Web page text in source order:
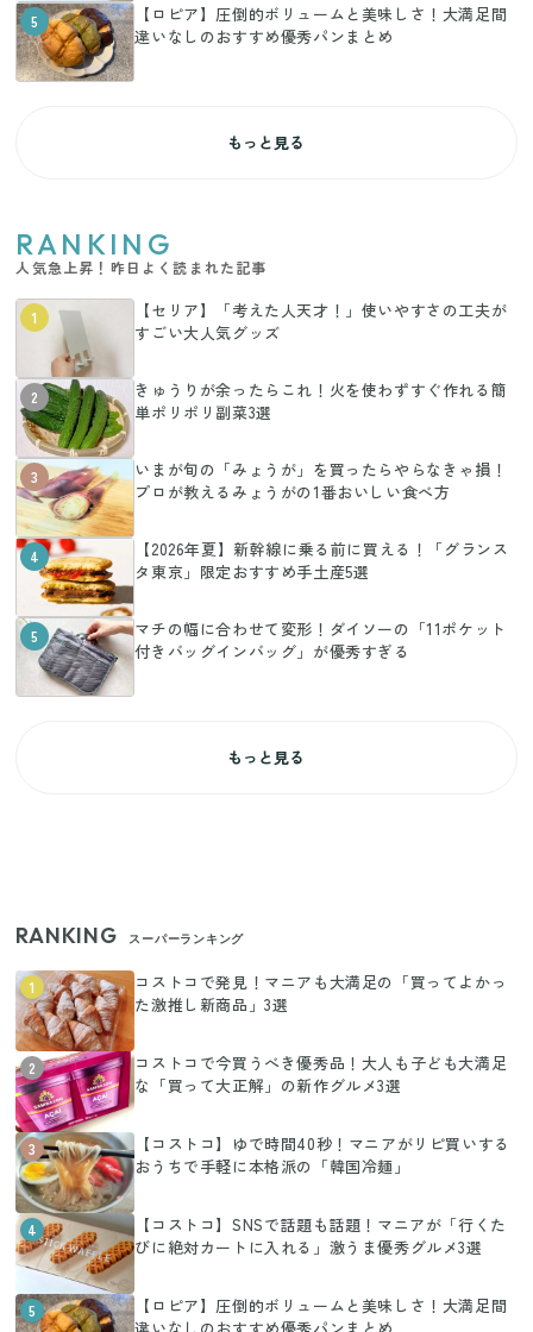
5
【ロピア】圧倒的ボリュームと美味しさ！大満足間
違いなしのおすすめ優秀パンまとめ
もっと見る
RANKING
人気急上昇！昨日よく読まれた記事
1
【セリア】「考えた人天才！」使いやすさの工夫が
すごい大人気グッズ
2
きゅうりが余ったらこれ！火を使わずすぐ作れる簡
単ポリポリ副菜3選
3
いまが旬の「みょうが」を買ったらやらなきゃ損！
プロが教えるみょうがの1番おいしい食べ方
4
【2026年夏】新幹線に乗る前に買える！「グランス
タ東京」限定おすすめ手土産5選
5
マチの幅に合わせて変形！ダイソーの「11ポケット
付きバッグインバッグ」が優秀すぎる
もっと見る
RANKING スーパーランキング
1
コストコで発見！マニアも大満足の「買ってよかっ
た激推し新商品」3選
2
コストコで今買うべき優秀品！大人も子ども大満足
な「買って大正解」の新作グルメ3選
3
【コストコ】ゆで時間40秒！マニアがリピ買いする
おうちで手軽に本格派の「韓国冷麺」
4
【コストコ】SNSで話題も話題！マニアが「行くた
びに絶対カートに入れる」激うま優秀グルメ3選
5
【ロピア】圧倒的ボリュームと美味しさ！大満足間